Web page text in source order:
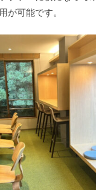
が可能です。